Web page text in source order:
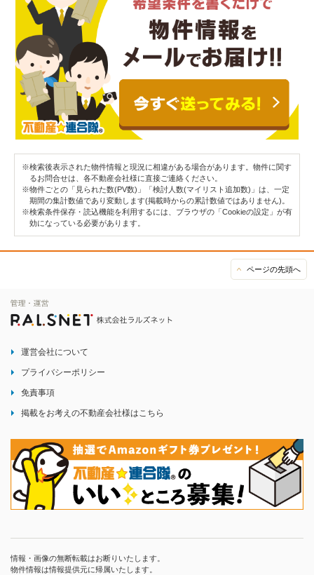
※検索後表示された物件情報と現況に相違がある場合があります。物件に関す
るお問合せは、各不動産会社様に直接ご連絡ください。
※物件ごとの「見られた数(PV数)」「検討人数(マイリスト追加数)」は、一定
期間の集計数値であり変動します(掲載時からの累計数値ではありません)。
※検索条件保存・読込機能を利用するには、ブラウザの「Cookieの設定」が有
効になっている必要があります。
ページの先頭へ
運営会社について
プライバシーポリシー
免責事項
掲載をお考えの不動産会社様はこちら
情報・画像の無断転載はお断りいたします。
物件情報は情報提供元に帰属いたします。